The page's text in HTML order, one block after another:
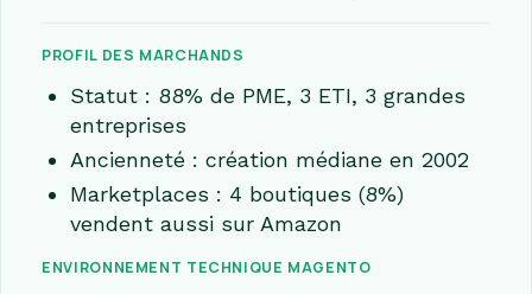
PROFIL DES MARCHANDS
Statut : 88% de PME, 3 ETI, 3 grandes
entreprises
Ancienneté : création médiane en 2002
Marketplaces : 4 boutiques (8%)
vendent aussi sur Amazon
ENVIRONNEMENT TECHNIQUE MAGENTO